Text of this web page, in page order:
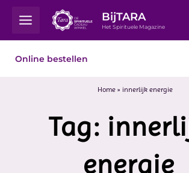
BijTARA
Het Spirituele Magazine
Online bestellen
Home» innerlijk energie
Tag:
energie